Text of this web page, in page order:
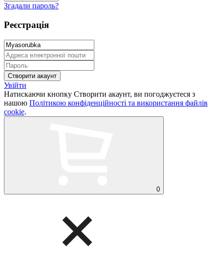
Згадали пароль?
Реєстрація
Увійти
Натискаючи кнопку Створити акаунт, ви погоджуєтеся з
нашою Політикою конфіденційності та використання файлів
cookie.
0